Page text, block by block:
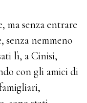
ma senza entrare
senza nemmeno
lì, a Cinisi,
con gli amici di